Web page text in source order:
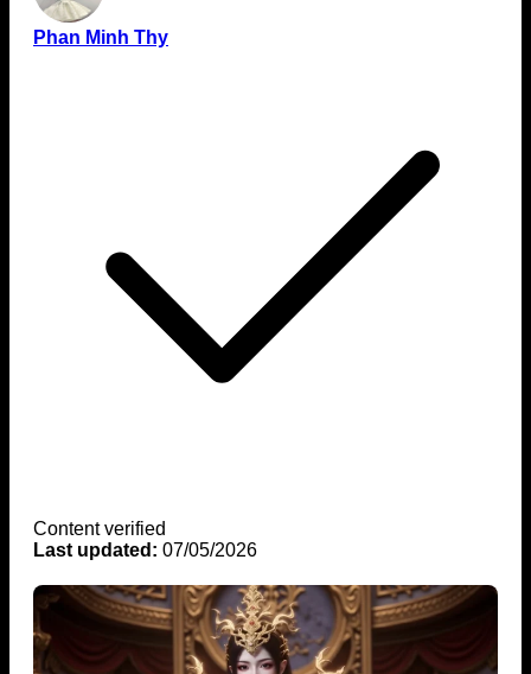
Phan Minh Thy
Content verified
Last updated: 07/05/2026